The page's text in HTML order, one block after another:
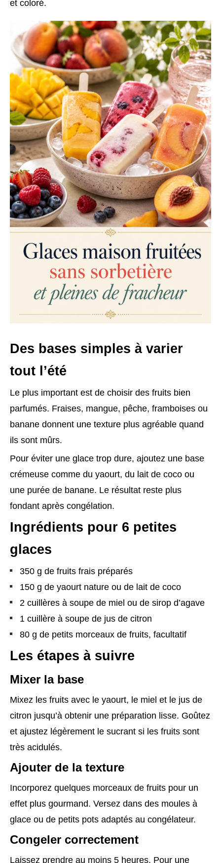
et coloré.
Des bases simples à varier
tout l’été
Le plus important est de choisir des fruits bien
parfumés. Fraises, mangue, pêche, framboises ou
banane donnent une texture plus agréable quand
ils sont mûrs.
Pour éviter une glace trop dure, ajoutez une base
crémeuse comme du yaourt, du lait de coco ou
une purée de banane. Le résultat reste plus
fondant après congélation.
Ingrédients pour 6 petites
glaces
350 g de fruits frais préparés
150 g de yaourt nature ou de lait de coco
2 cuillères à soupe de miel ou de sirop d’agave
1 cuillère à soupe de jus de citron
80 g de petits morceaux de fruits, facultatif
Les étapes à suivre
Mixer la base
Mixez les fruits avec le yaourt, le miel et le jus de
citron jusqu’à obtenir une préparation lisse. Goûtez
et ajustez légèrement le sucrant si les fruits sont
très acidulés.
Ajouter de la texture
Incorporez quelques morceaux de fruits pour un
effet plus gourmand. Versez dans des moules à
glace ou de petits pots adaptés au congélateur.
Congeler correctement
Laissez prendre au moins 5 heures. Pour une